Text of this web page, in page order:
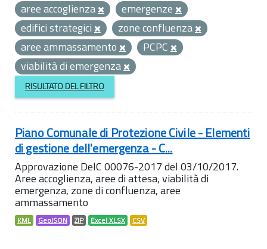
aree accoglienza
emergenze
edifici strategici
zone confluenza
aree ammassamento
PCPC
viabilità di emergenza
RISULTATO DEL FILTRO
Piano Comunale di Protezione Civile - Elementi
di gestione dell'emergenza - C...
Approvazione DelC 00076-2017 del 03/10/2017.
Aree accoglienza, aree di attesa, viabilità di
emergenza, zone di confluenza, aree
ammassamento
KML GeoJSON ZIP Excel XLSX CSV